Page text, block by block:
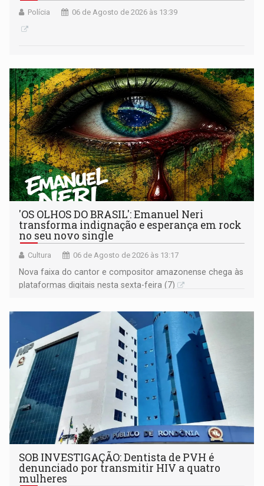
Polícia 06 de Agosto de 2026 às 13:39
'OS OLHOS DO BRASIL': Emanuel Neri
transforma indignação e esperança em rock
no seu novo single
Cultura 06 de Agosto de 2026 às 13:17
Nova faixa do cantor e compositor amazonense chega às
plataformas digitais nesta sexta-feira (7)
SOB INVESTIGAÇÃO: Dentista de PVH é
denunciado por transmitir HIV a quatro
mulheres